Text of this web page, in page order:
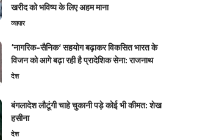
खरीद को भविष्य के लिए अहम माना
व्यापार
‘नागरिक-सैनिक’ सहयोग बढ़ाकर विकसित भारत के
विजन को आगे बढ़ा रही है प्रादेशिक सेना: राजनाथ
देश
बंगलादेश लौटूंगी चाहे चुकानी पड़े कोई भी कीमत: शेख
हसीना
देश